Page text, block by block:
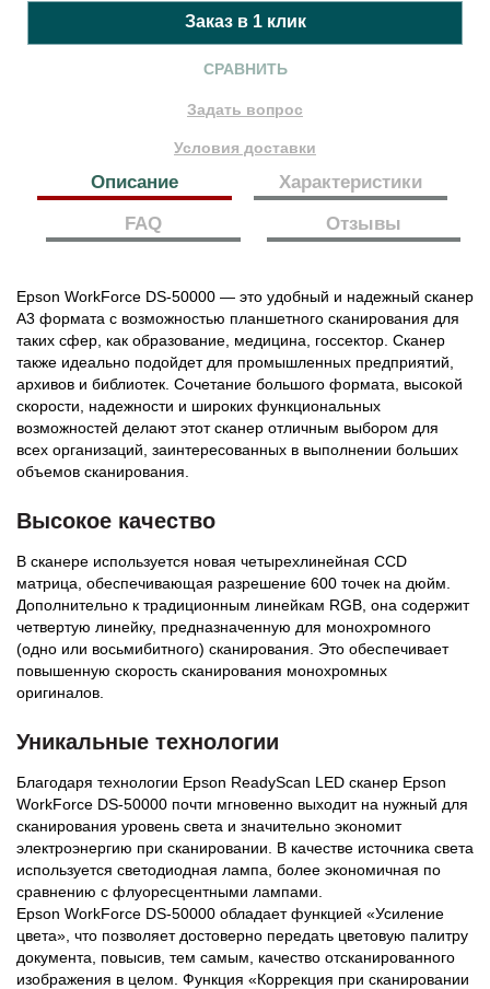
СРАВНИТЬ
Задать вопрос
Условия доставки
Описание
Характеристики
FAQ
Отзывы
Epson WorkForce DS-50000 — это удобный и надежный сканер
А3 формата с возможностью планшетного сканирования для
таких сфер, как образование, медицина, госсектор. Сканер
также идеально подойдет для промышленных предприятий,
архивов и библиотек. Сочетание большого формата, высокой
скорости, надежности и широких функциональных
возможностей делают этот сканер отличным выбором для
всех организаций, заинтересованных в выполнении больших
объемов сканирования.
Высокое качество
В сканере используется новая четырехлинейная CCD
матрица, обеспечивающая разрешение 600 точек на дюйм.
Дополнительно к традиционным линейкам RGB, она содержит
четвертую линейку, предназначенную для монохромного
(одно или восьмибитного) сканирования. Это обеспечивает
повышенную скорость сканирования монохромных
оригиналов.
Уникальные технологии
Благодаря технологии Epson ReadyScan LED сканер Epson
WorkForce DS-50000 почти мгновенно выходит на нужный для
сканирования уровень света и значительно экономит
электроэнергию при сканировании. В качестве источника света
используется светодиодная лампа, более экономичная по
сравнению с флуоресцентными лампами.
Epson WorkForce DS-50000 обладает функцией «Усиление
цвета», что позволяет достоверно передать цветовую палитру
документа, повысив, тем самым, качество отсканированного
изображения в целом. Функция «Коррекция при сканировании